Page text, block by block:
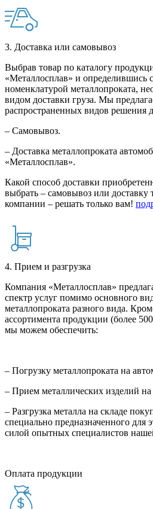
3. Доставка или самовывоз
Выбрав товар по каталогу
«Металлосплав» и определившись
номенклатурой металлопроката,
видом доставки груза. Мы
распространенных видов решения
– Самовывоз.
– Доставка металлопроката
«Металлосплав».
Какой способ доставки
выбрать – самовывоз или доставку
компании – решать только вам!
4. Прием и разгрузка
Компания «Металлосплав»
спектр услуг помимо основного
металлопроката разного вида.
ассортимента продукции (более
мы можем обеспечить:
– Погрузку металлопроката на
– Прием металлических изделий на
– Разгрузка металла на складе
специально предназначенного для
силой опытных специалистов
Оплата продукции